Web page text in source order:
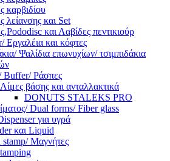
καρβιδίου
λείανσης και Set
και Λαβίδες πεντικιούρ
Εργαλέια και κόφτες
Ψαλίδια επωνυχίων/ τσιμπιδάκια
Buffer/ Ράσπες
Λίμες βάσης και ανταλλακτικά
DONUTS STALEKS PRO
Dual forms/ Fiber glass
για υγρά
και Liquid
Μαγνήτες